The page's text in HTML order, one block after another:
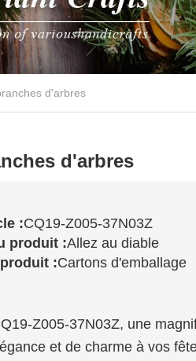
d'arbres
d'arbres
:CQ19-Z005-37N03Z
produit :Allez au diable
:Cartons d'emballage
Z005-37N03Z, une
et de charme à vos